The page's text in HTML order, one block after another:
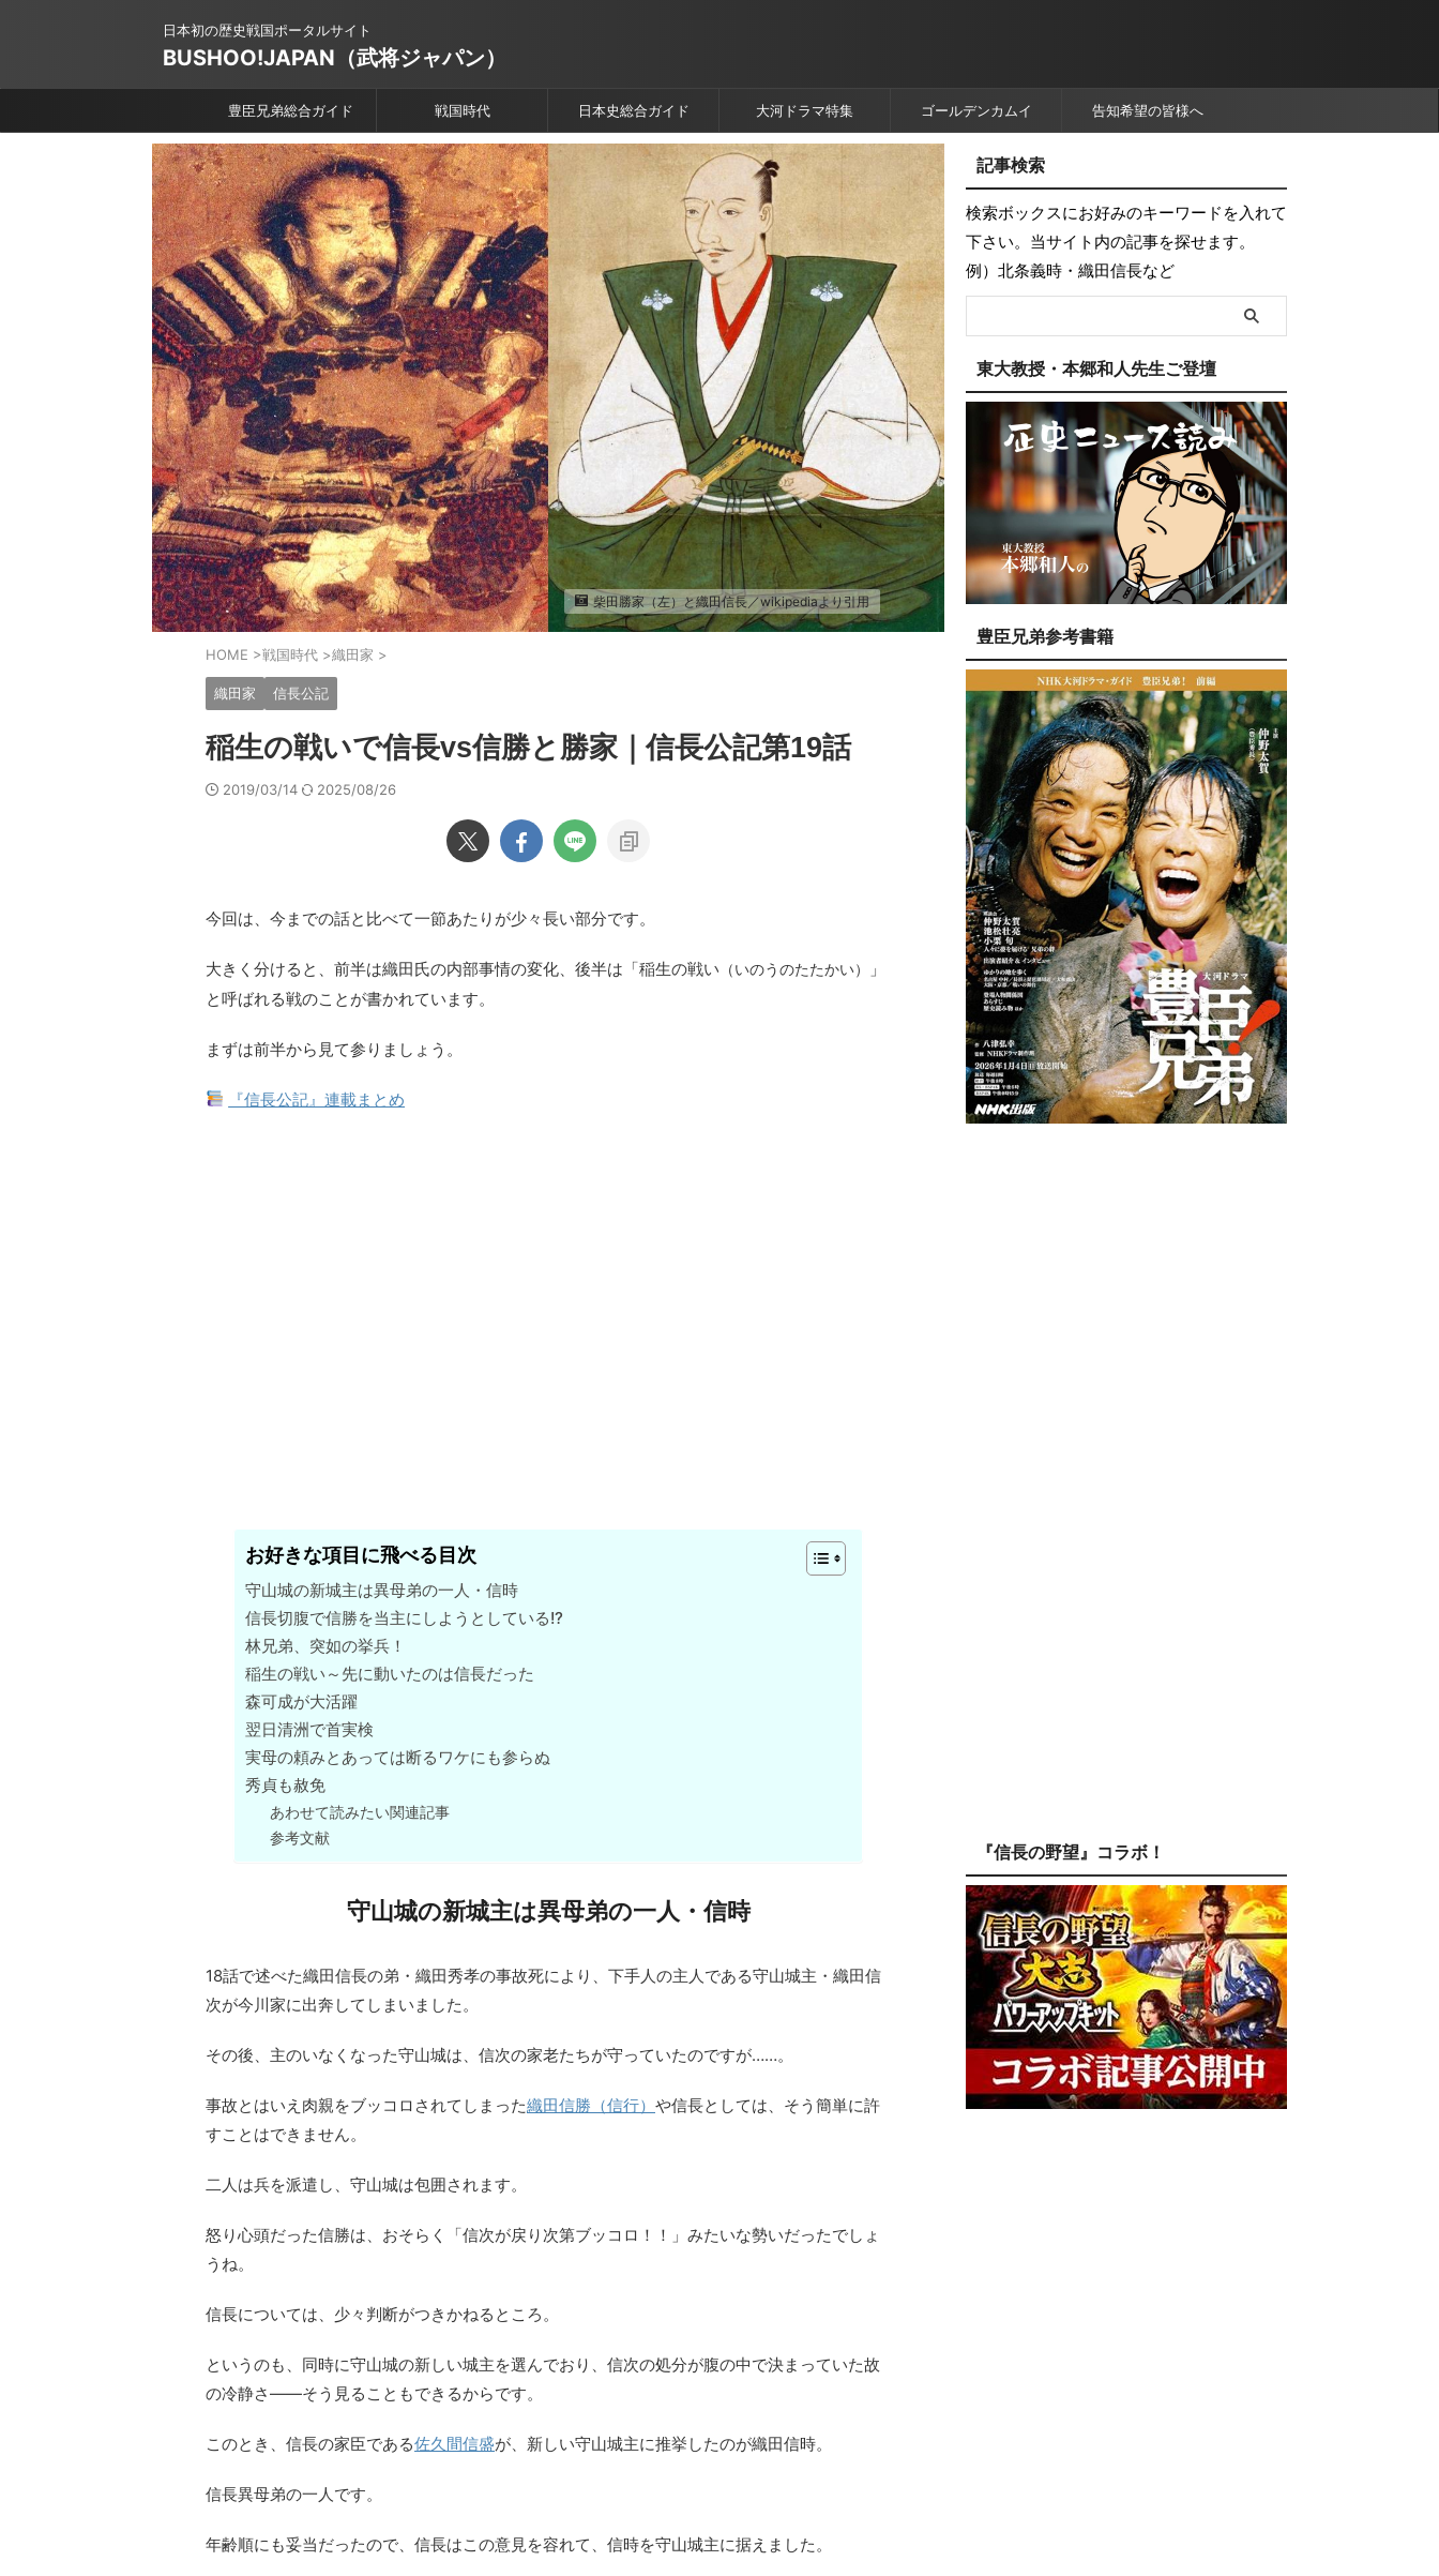
日本初の歴史戦国ポータルサイト
BUSHOO!JAPAN（武将ジャパン）
豊臣兄弟総合ガイド 戦国時代 日本史総合ガイド 大河ドラマ特集 ゴールデンカムイ 告知希望の皆様へ
柴田勝家（左）と織田信長／wikipediaより引用
HOME >戦国時代 >織田家 >
織田家 信長公記
稲生の戦いで信長vs信勝と勝家｜信長公記第19話
2019/03/14 2025/08/26
今回は、今までの話と比べて一節あたりが少々長い部分です。
大きく分けると、前半は織田氏の内部事情の変化、後半は「稲生の戦い （いのうのたたかい）
」
と呼ばれる戦のことが書かれています。
まずは前半から見て参りましょう。
『信長公記』連載まとめ
お好きな項目に飛べる目次
守山城の新城主は異母弟の一人・信時
信長切腹で信勝を当主にしようとしている!?
林兄弟、突如の挙兵！
稲生の戦い～先に動いたのは信長だった
森可成が大活躍
翌日清洲で首実検
実母の頼みとあっては断るワケにも参らぬ
秀貞も赦免
あわせて読みたい関連記事
参考文献
守山城の新城主は異母弟の一人・信時
18話で述べた織田信長の弟・織田秀孝の事故死により、下手人の主人である守山城主・織田信
次が今川家に出奔してしまいました。
その後、主のいなくなった守山城は、信次の家老たちが守っていたのですが……。
事故とはいえ肉親をブッコロされてしまった織田信勝（信行） や信長としては、そう簡単に許
すことはできません。
二人は兵を派遣し、守山城は包囲されます。
怒り心頭だった信勝は、おそらく「信次が戻り次第ブッコロ！！」みたいな勢いだったでしょ
うね。
信長については、少々判断がつきかねるところ。
というのも、同時に守山城の新しい城主を選んでおり、信次の処分が腹の中で決まっていた故
の冷静さ――そう見ることもできるからです。
このとき、信長の家臣である佐久間信盛が、新しい守山城主に推挙したのが織田信時。
信長異母弟の一人です。
年齢順にも妥当だったので、信長はこの意見を容れて、信時を守山城主に据えました。
記事検索
検索ボックスにお好みのキーワードを入れて
下さい。当サイト内の記事を探せます。
例）北条義時・織田信長など
東大教授・本郷和人先生ご登壇
豊臣兄弟参考書籍
『信長の野望』コラボ！